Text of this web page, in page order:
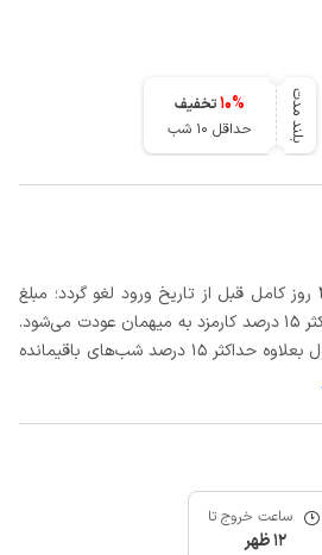
بلند مدت 10%
تخفیف
حداقل 10 شب
در صورتی که رزرو، حداقل 3 روز کامل قبل از تاریخ ورود لغو گردد؛ مبلغ
صورتحساب پس از کسر حداکثر 15 درصد کارمزد به میهمان عودت می‌شود.
در غیر اینصورت اجاره شب اول بعلاوه حداکثر 15 درصد شب‌های باقیمانده
ساعت خروج تا
12 ظهر